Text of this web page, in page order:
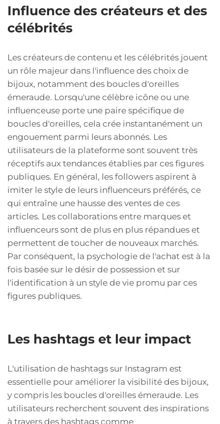
Influence des créateurs et des
célébrités
Les créateurs de contenu et les célébrités jouent
un rôle majeur dans l'influence des choix de
bijoux, notamment des boucles d'oreilles
émeraude. Lorsqu'une célèbre icône ou une
influenceuse porte une paire spécifique de
boucles d'oreilles, cela crée instantanément un
engouement parmi leurs abonnés. Les
utilisateurs de la plateforme sont souvent très
réceptifs aux tendances établies par ces figures
publiques. En général, les followers aspirent à
imiter le style de leurs influenceurs préférés, ce
qui entraîne une hausse des ventes de ces
articles. Les collaborations entre marques et
influenceurs sont de plus en plus répandues et
permettent de toucher de nouveaux marchés.
Par conséquent, la psychologie de l'achat est à la
fois basée sur le désir de possession et sur
l'identification à un style de vie promu par ces
figures publiques.
Les hashtags et leur impact
L'utilisation de hashtags sur Instagram est
essentielle pour améliorer la visibilité des bijoux,
y compris les boucles d'oreilles émeraude. Les
utilisateurs recherchent souvent des inspirations
à travers des hashtags comme